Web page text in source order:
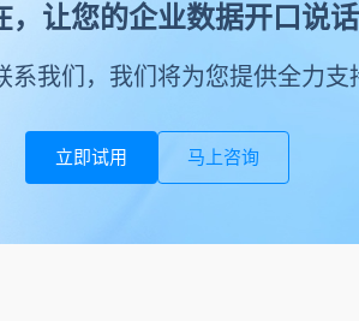
，让您的企业数据开口说话
系我们，我们将为您提供全力支
立即试用 马上咨询